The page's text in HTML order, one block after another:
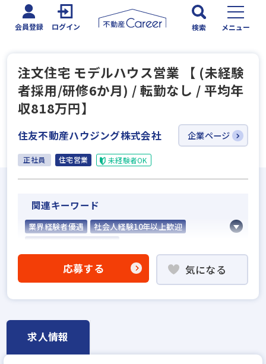
会員登録 ログイン 検索 メニュー
注文住宅 モデルハウス営業 【 (未経験
者採用/研修6か月) / 転勤なし / 平均年
収818万円】
住友不動産ハウジング株式会社 企業ページ
正社員 住宅営業 未経験者OK
関連キーワード
業界経験者優遇
社会人経験10年以上歓迎
高級賃貸仲介営業の経験者歓迎
上場企業のグループ会社
資格支援制度あり
フレックス勤務あり
残業少ない
土日休みあり
応募する 気になる
求人情報